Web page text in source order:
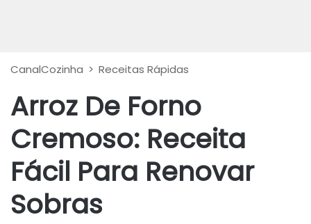
CanalCozinha > Receitas Rápidas
Arroz De Forno
Cremoso: Receita
Fácil Para Renovar
Sobras